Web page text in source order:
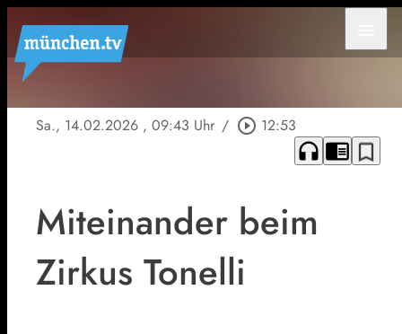
Sa., 14.02.2026 , 09:43 Uhr / play_circle_outline 12:53
headphones chrome_reader_mode bookmark_border
Miteinander beim
Zirkus Tonelli